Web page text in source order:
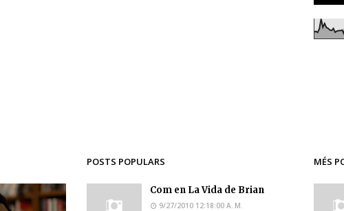
POSTS POPULARS
Com en La Vida de Brian
9/27/2010 12:18:00 A. M.
MÉS